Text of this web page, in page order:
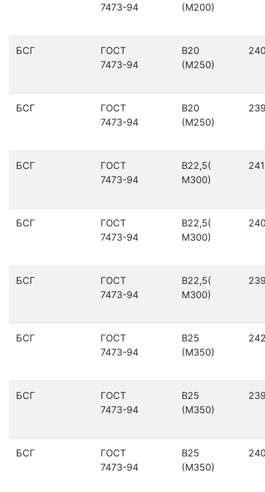
7473-94
(М200)
БСГ
ГОСТ
7473-94
В20
(М250)
БСГ
ГОСТ
7473-94
В20
(М250)
БСГ
ГОСТ
7473-94
В22,5(
М300)
БСГ
ГОСТ
7473-94
В22,5(
М300)
БСГ
ГОСТ
7473-94
В22,5(
М300)
БСГ
ГОСТ
7473-94
В25
(М350)
БСГ
ГОСТ
7473-94
В25
(М350)
БСГ
ГОСТ
7473-94
В25
(М350)